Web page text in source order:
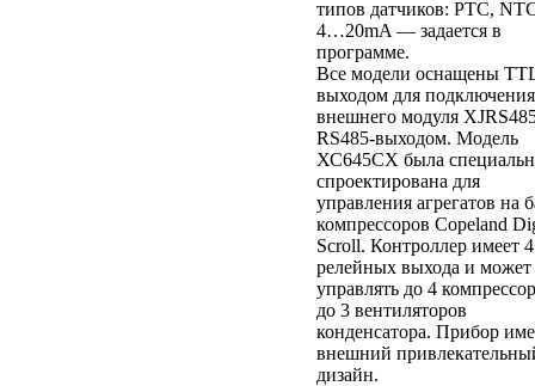
типов датчиков: PTC,
4…20mA — задается в
программе.
Все модели оснащены
выходом для подключения
внешнего модуля
RS485-выходом. Модель
ХС645СХ была
спроектирована для
управления агрегатов на
компрессоров Copeland
Scroll. Контроллер имеет 4
релейных выхода и может
управлять до 4
до 3 вентиляторов
конденсатора. Прибор
внешний
дизайн.